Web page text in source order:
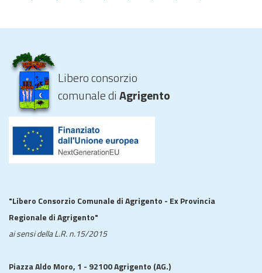
Libero consorzio
comunale diAgrigento
"Libero Consorzio Comunale di Agrigento - Ex Provincia
Regionale di Agrigento"
ai sensi della L.R. n.15/2015
Piazza Aldo Moro, 1 - 92100 Agrigento (AG.)